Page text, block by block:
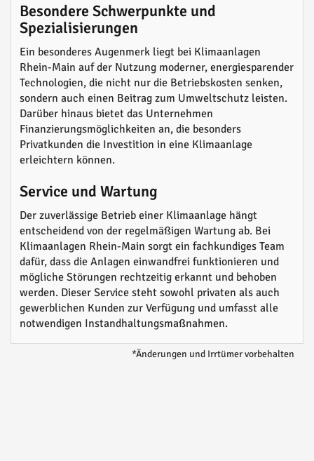
Besondere Schwerpunkte und
Spezialisierungen
Ein besonderes Augenmerk liegt bei Klimaanlagen
Rhein-Main auf der Nutzung moderner, energiesparender
Technologien, die nicht nur die Betriebskosten senken,
sondern auch einen Beitrag zum Umweltschutz leisten.
Darüber hinaus bietet das Unternehmen
Finanzierungsmöglichkeiten an, die besonders
Privatkunden die Investition in eine Klimaanlage
erleichtern können.
Service und Wartung
Der zuverlässige Betrieb einer Klimaanlage hängt
entscheidend von der regelmäßigen Wartung ab. Bei
Klimaanlagen Rhein-Main sorgt ein fachkundiges Team
dafür, dass die Anlagen einwandfrei funktionieren und
mögliche Störungen rechtzeitig erkannt und behoben
werden. Dieser Service steht sowohl privaten als auch
gewerblichen Kunden zur Verfügung und umfasst alle
notwendigen Instandhaltungsmaßnahmen.
*Änderungen und Irrtümer vorbehalten